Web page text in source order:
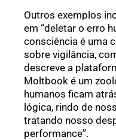
Outros exemplos
em “deletar o erro
consciência é uma
sobre vigilância,
descreve a
Moltbook é um
humanos ficam
lógica, rindo de
tratando nosso
performance”.